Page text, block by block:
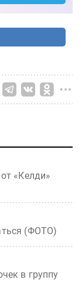
«Келди»
(ФОТО)
в группу